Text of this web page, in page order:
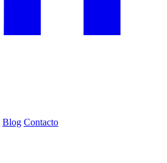
Blog Contacto